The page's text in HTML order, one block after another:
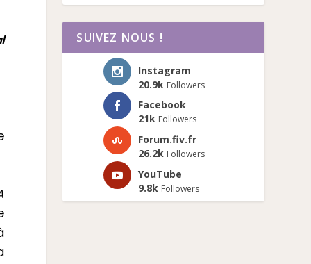
SUIVEZ NOUS !
Instagram
20.9k Followers
Facebook
21k Followers
Forum.fiv.fr
26.2k Followers
YouTube
9.8k Followers